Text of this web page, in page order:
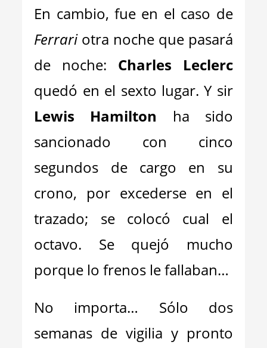
En cambio, fue en el caso de
Ferrari otra noche que pasará
de noche: Charles Leclerc
quedó en el sexto lugar. Y sir
Lewis Hamilton ha sido
sancionado con cinco
segundos de cargo en su
crono, por excederse en el
trazado; se colocó cual el
octavo. Se quejó mucho
porque lo frenos le fallaban…
No importa… Sólo dos
semanas de vigilia y pronto